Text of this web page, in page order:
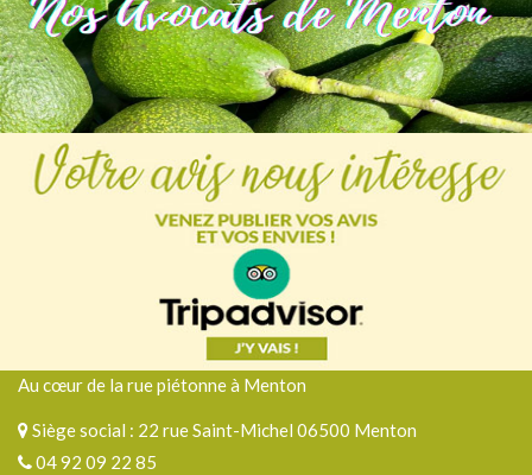
Au cœur de la rue piétonne à Menton
Siège social : 22 rue Saint-Michel 06500 Menton
04 92 09 22 85